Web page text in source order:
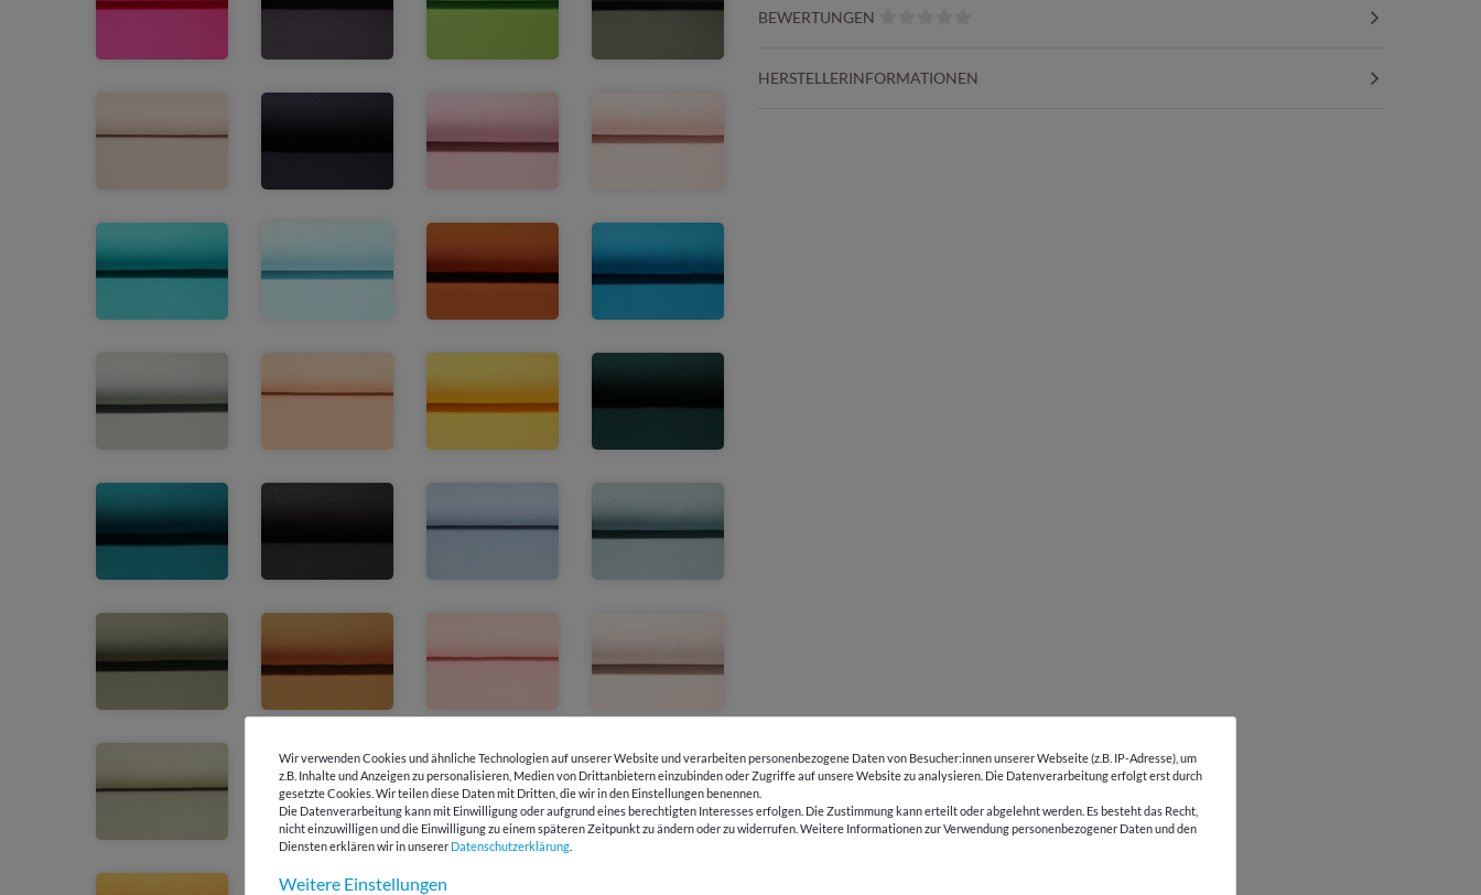
BEWERTUNGEN
HERSTELLERINFORMATIONEN
Wir verwenden Cookies und ähnliche Technologien auf unserer Website und verarbeiten personenbezogene Daten von Besucher:innen unserer Webseite (z.B. IP-Adresse), um
z.B. Inhalte und Anzeigen zu personalisieren, Medien von Drittanbietern einzubinden oder Zugriffe auf unsere Website zu analysieren. Die Datenverarbeitung erfolgt erst durch
gesetzte Cookies. Wir teilen diese Daten mit Dritten, die wir in den Einstellungen benennen.
Die Datenverarbeitung kann mit Einwilligung oder aufgrund eines berechtigten Interesses erfolgen. Die Zustimmung kann erteilt oder abgelehnt werden. Es besteht das Recht,
nicht einzuwilligen und die Einwilligung zu einem späteren Zeitpunkt zu ändern oder zu widerrufen. Weitere Informationen zur Verwendung personenbezogener Daten und den
Diensten erklären wir in unserer Daten­schutz­erklärung
Weitere Einstellungen